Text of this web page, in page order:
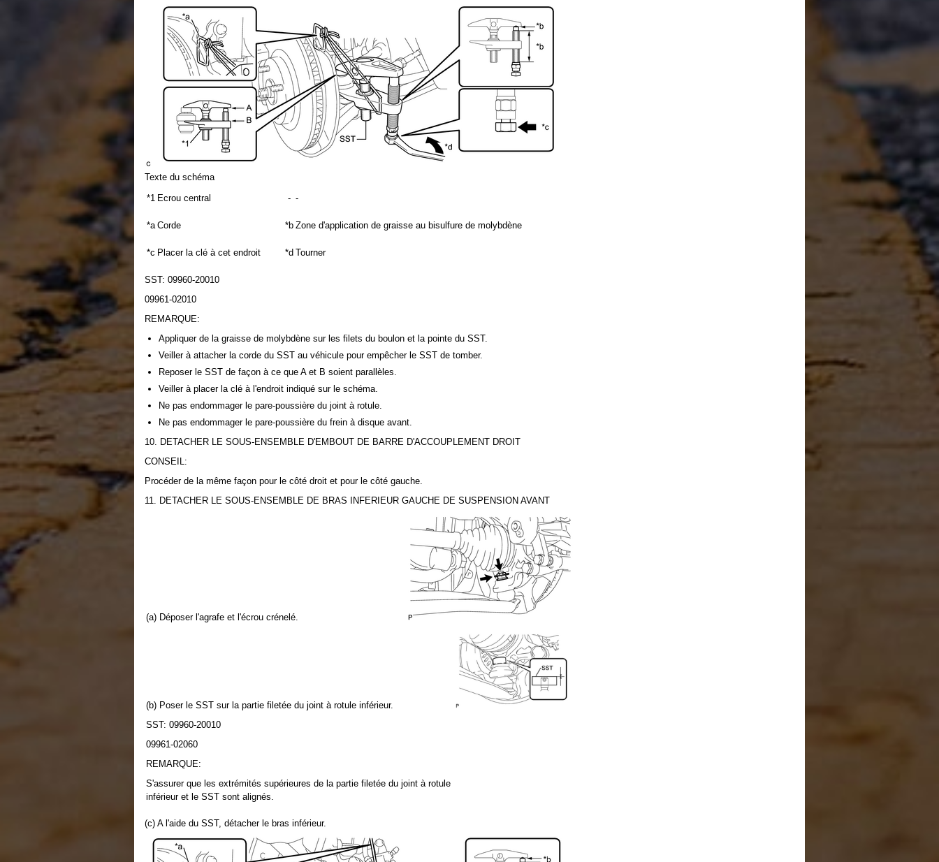
Texte du schéma
*1 Ecrou central - -
*a Corde *b Zone d'application de graisse au bisulfure de molybdène
*c Placer la clé à cet endroit *d Tourner
SST: 09960-20010
09961-02010
REMARQUE:
Appliquer de la graisse de molybdène sur les filets du boulon et la pointe du SST.
Veiller à attacher la corde du SST au véhicule pour empêcher le SST de tomber.
Reposer le SST de façon à ce que A et B soient parallèles.
Veiller à placer la clé à l'endroit indiqué sur le schéma.
Ne pas endommager le pare-poussière du joint à rotule.
Ne pas endommager le pare-poussière du frein à disque avant.
10. DETACHER LE SOUS-ENSEMBLE D'EMBOUT DE BARRE D'ACCOUPLEMENT DROIT
CONSEIL:
Procéder de la même façon pour le côté droit et pour le côté gauche.
11. DETACHER LE SOUS-ENSEMBLE DE BRAS INFERIEUR GAUCHE DE SUSPENSION AVANT
(a) Déposer l'agrafe et l'écrou crénelé.
(b) Poser le SST sur la partie filetée du joint à rotule inférieur.
SST: 09960-20010
09961-02060
REMARQUE:
S'assurer que les extrémités supérieures de la partie filetée du joint à rotule
inférieur et le SST sont alignés.
(c) A l'aide du SST, détacher le bras inférieur.